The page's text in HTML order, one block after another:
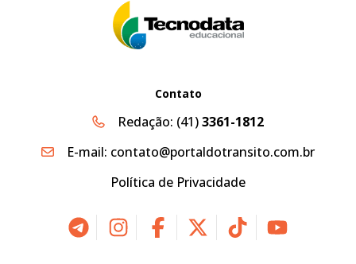
Contato
Redação: (41)3361-1812
E-mail: contato@portaldotransito.com.br
Política de Privacidade